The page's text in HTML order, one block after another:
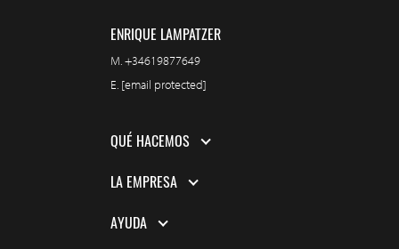
ENRIQUE LAMPATZER
M.+34619877649
E. [email protected]
QUÉ HACEMOS
LA EMPRESA
AYUDA